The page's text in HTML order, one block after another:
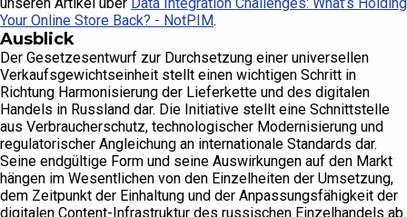
Your Online Store Back? - NotPIM.
Ausblick
Der Gesetzesentwurf zur Durchsetzung einer universellen
Verkaufsgewichtseinheit stellt einen wichtigen Schritt in
Richtung Harmonisierung der Lieferkette und des digitalen
Handels in Russland dar. Die Initiative stellt eine Schnittstelle
aus Verbraucherschutz, technologischer Modernisierung und
regulatorischer Angleichung an internationale Standards dar.
Seine endgültige Form und seine Auswirkungen auf den Markt
hängen im Wesentlichen von den Einzelheiten der Umsetzung,
dem Zeitpunkt der Einhaltung und der Anpassungsfähigkeit der
digitalen Content-Infrastruktur des russischen Einzelhandels ab.